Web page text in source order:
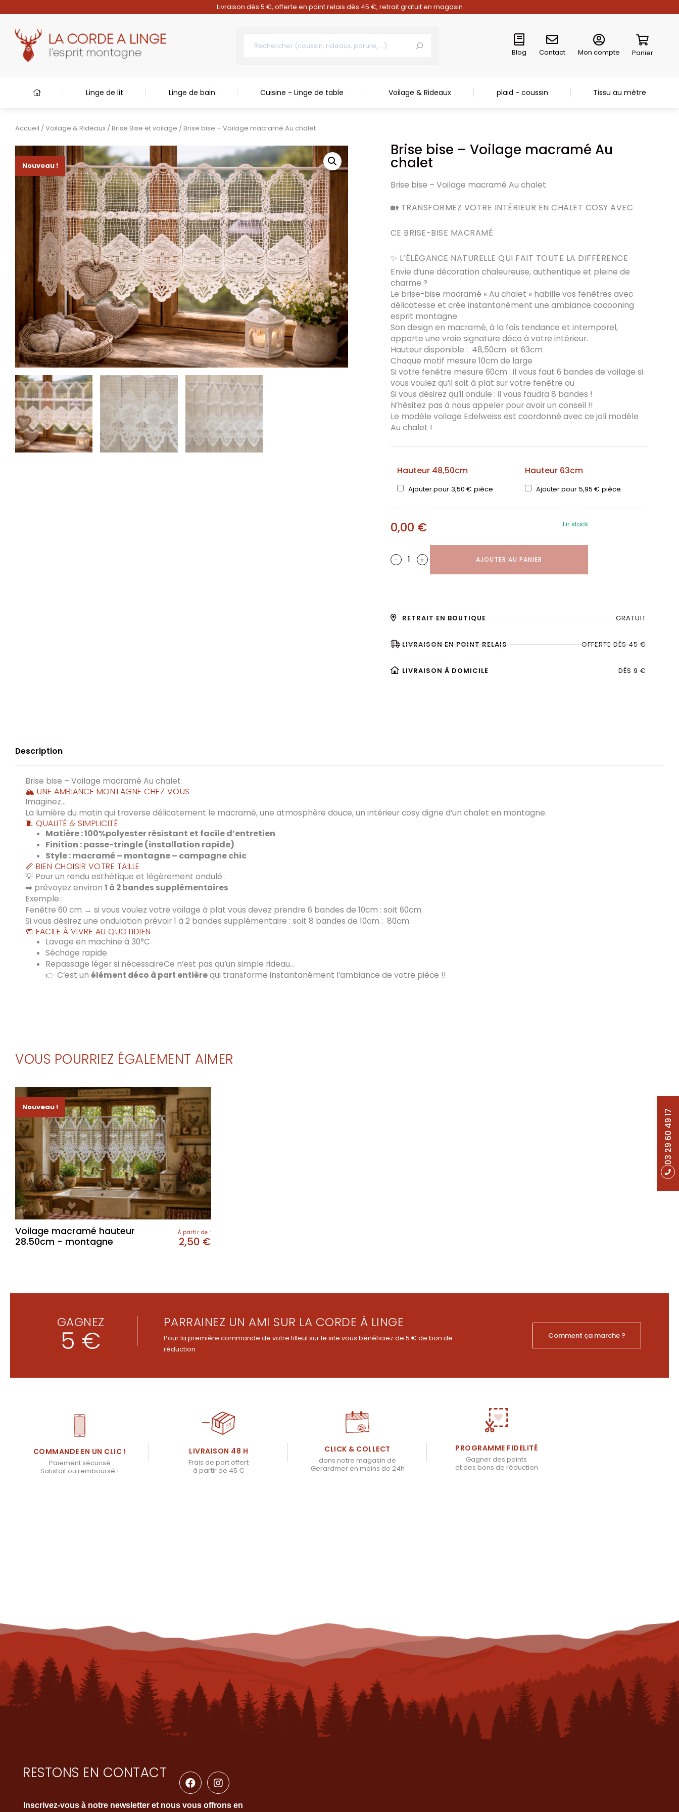
Livraison dès 5 €, offerte en point relais dès 45 €, retrait gratuit en magasin
Blog Contact Mon compte Panier
Linge de lit Linge de bain Cuisine - Linge de table Voilage & Rideaux plaid - coussin Tissu au mètre
03 29 60 49 17
Accueil /Voilage & Rideaux / Brise Bise et voilage / Brise bise – Voilage macramé Au chalet
Nouveau !
Brise bise – Voilage macramé Au
chalet
Brise bise – Voilage macramé Au chalet
🏡 TRANSFORMEZ VOTRE INTÉRIEUR EN CHALET COSY AVEC
CE BRISE-BISE MACRAMÉ
✨ L’ÉLÉGANCE NATURELLE QUI FAIT TOUTE LA DIFFÉRENCE
Envie d’une décoration chaleureuse, authentique et pleine de
charme ?
Le brise-bise macramé « Au chalet »habille vos fenêtres avec
délicatesse et crée instantanément une ambiance cocooning
esprit montagne.
Son design en macramé, à la fois tendance et intemporel,
apporte une vraie signature déco à votre intérieur.
Hauteur disponible : 48,50cm et 63cm
Chaque motif mesure 10cm de large
Si votre fenêtre mesure 60cm : il vous faut 6 bandes de voilage si
vous voulez qu’il soit à plat sur votre fenêtre ou
Si vous désirez qu’il ondule : il vous faudra 8 bandes !
N’hésitez pas à nous appeler pour avoir un conseil !!
Le modèle voilage Edelweiss est coordonné avec ce joli modèle
Au chalet !
Hauteur 48,50cm
Ajouter pour 3,50€ pièce
Hauteur 63cm
Ajouter pour 5,95€ pièce
0,00 € En stock
- + AJOUTER AU PANIER
RETRAIT EN BOUTIQUE GRATUIT
LIVRAISON EN POINT RELAIS OFFERTE DÈS 45 €
LIVRAISON À DOMICILE DÈS 9 €
Description
Brise bise – Voilage macramé Au chalet
🏔️ UNE AMBIANCE MONTAGNE CHEZ VOUS
Imaginez…
La lumière du matin qui traverse délicatement le macramé, une atmosphère douce, un intérieur cosy digne d’un chalet en montagne.
🧵 QUALITÉ & SIMPLICITÉ
Matière : 100%polyester résistant et facile d’entretien
Finition : passe-tringle (installation rapide)
Style : macramé – montagne – campagne chic
📏 BIEN CHOISIR VOTRE TAILLE
💡 Pour un rendu esthétique et légèrement ondulé :
➡️ prévoyez environ 1 à 2 bandes supplémentaires
Exemple :
Fenêtre 60 cm → si vous voulez votre voilage à plat vous devez prendre 6 bandes de 10cm : soit 60cm
Si vous désirez une ondulation prévoir 1 à 2 bandes supplémentaire : soit 8 bandes de 10cm : 80cm
🧼 FACILE À VIVRE AU QUOTIDIEN
Lavage en machine à 30°C
Séchage rapide
Repassage léger si nécessaireCe n’est pas qu’un simple rideau…
👉 C’est un élément déco à part entièrequi transforme instantanément l’ambiance de votre pièce !!
VOUS POURRIEZ ÉGALEMENT AIMER
Nouveau !
Voilage macramé hauteur
28.50cm - montagne
À partir de :
2,50 €
GAGNEZ
5 €
PARRAINEZ UN AMI SUR LA CORDE À LINGE
Pour la première commande de votre filleul sur le site vous bénéficiez de 5 € de bon de
réduction
Comment ça marche ?
COMMANDE EN UN CLIC !
Paiement sécurisé
Satisfait ou remboursé !
LIVRAISON 48 H
Frais de port offert
à partir de 45 €
CLICK & COLLECT
dans notre magasin de
Gerardmer en moins de 24h
PROGRAMME FIDELITÉ
Gagner des points
et des bons de réduction
RESTONS EN CONTACT
Inscrivez-vous à notre newsletter et nous vous offrons en